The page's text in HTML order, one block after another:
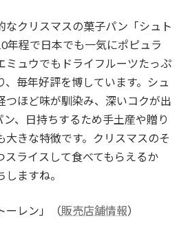
なクリスマスの菓子パン「シュト
年程で日本でも一気にポピュラ
ミュウでもドライフルーツたっぷ
、毎年好評を博しています。シュ
つほど味が馴染み、深いコクが出
ン、日持ちするため手土産や贈り
大きな特徴です。クリスマスのそ
スライスして食べてもらえるか
ますね。
ーレン」（販売店舗情報）